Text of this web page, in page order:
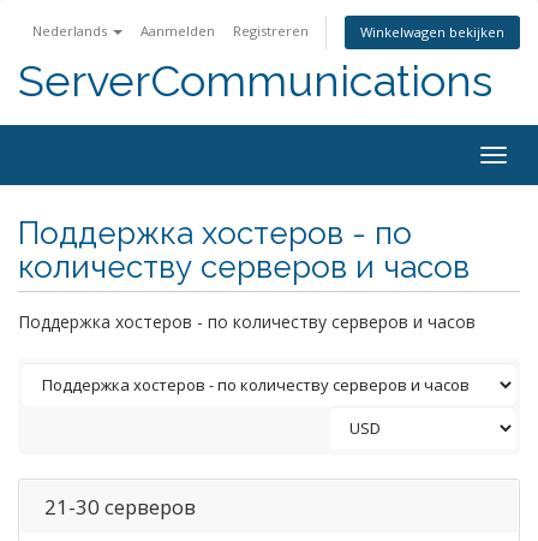
Nederlands Aanmelden Registreren Winkelwagen bekijken
ServerCommunications
Поддержка хостеров - по
количеству серверов и часов
Поддержка хостеров - по количеству серверов и часов
21-30 серверов